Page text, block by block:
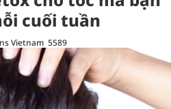
cuối tuần
Vietnam 5589